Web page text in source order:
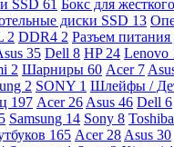
SSD 61 Бокс для
диски SSD 13
2 DDR4 2 Разъем питания
35 Dell 8 HP 24 Lenovo
2 Шарниры 60 Acer 7
2 SONY 1 Шлейфы /
197 Acer 26 Asus 46 Dell 6
5 Samsung 14 Sony 8 Toshiba
165 Acer 28 Asus 30